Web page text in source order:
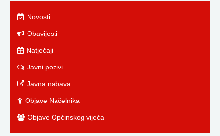
Novosti
Obavijesti
Natječaji
Javni pozivi
Javna nabava
Objave Načelnika
Objave Općinskog vijeća